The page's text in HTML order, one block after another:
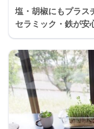
塩・胡椒にもプラス
セラミック・鉄が安